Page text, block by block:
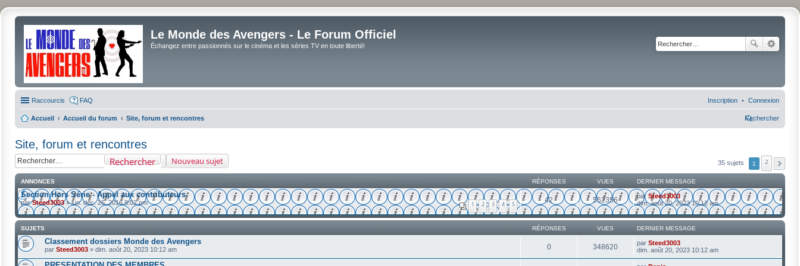
Le Monde des Avengers - Le Forum Officiel
Échangez entre passionnés sur le cinéma et les séries TV en toute liberté!
Raccourcis FAQ Connexion
Inscription
Accueil Accueil du forum Site, forum et rencontres Rechercher
Site, forum et rencontres
Nouveau sujet
Rechercher 35 sujets 1 2
ANNONCES RÉPONSES VUES DERNIER MESSAGE
Section Hors Série - Appel aux contributeurs
parSteed3003»lun. déc. 26, 2016 8:02 pm 1 2 3 4 5 42 552356 par Steed3003
dim. août 20, 2023 10:12 am
SUJETS RÉPONSES VUES DERNIER MESSAGE
Classement dossiers Monde des Avengers
par Steed3003 » dim. août 20, 2023 10:12 am 0 348620 par Steed3003
dim. août 20, 2023 10:12 am